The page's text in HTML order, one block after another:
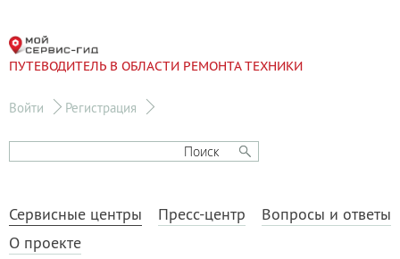
ПУТЕВОДИТЕЛЬ В ОБЛАСТИ РЕМОНТА ТЕХНИКИ
Войти Регистрация
Сервисные центры Пресс-центр
Вопросы и ответы
О проекте